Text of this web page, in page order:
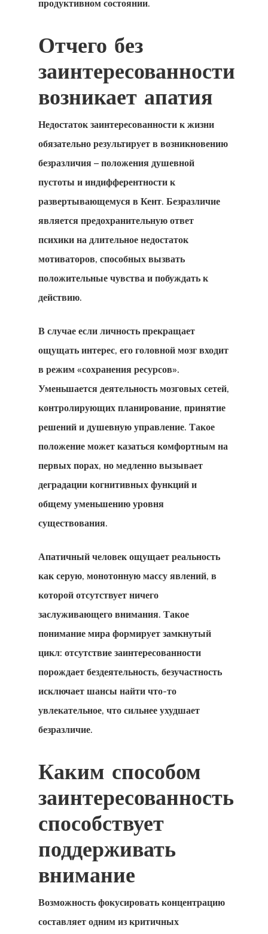
продуктивном состоянии.
Отчего без
заинтересованности
возникает апатия
Недостаток заинтересованности к жизни
обязательно результирует в возникновению
безразличия – положения душевной
пустоты и индифферентности к
развертывающемуся в Кент. Безразличие
является предохранительную ответ
психики на длительное недостаток
мотиваторов, способных вызвать
положительные чувства и побуждать к
действию.
В случае если личность прекращает
ощущать интерес, его головной мозг входит
в режим «сохранения ресурсов».
Уменьшается деятельность мозговых сетей,
контролирующих планирование, принятие
решений и душевную управление. Такое
положение может казаться комфортным на
первых порах, но медленно вызывает
деградации когнитивных функций и
общему уменьшению уровня
существования.
Апатичный человек ощущает реальность
как серую, монотонную массу явлений, в
которой отсутствует ничего
заслуживающего внимания. Такое
понимание мира формирует замкнутый
цикл: отсутствие заинтересованности
порождает бездеятельность, безучастность
исключает шансы найти что-то
увлекательное, что сильнее ухудшает
безразличие.
Каким способом
заинтересованность
способствует
поддерживать
внимание
Возможность фокусировать концентрацию
составляет одним из критичных